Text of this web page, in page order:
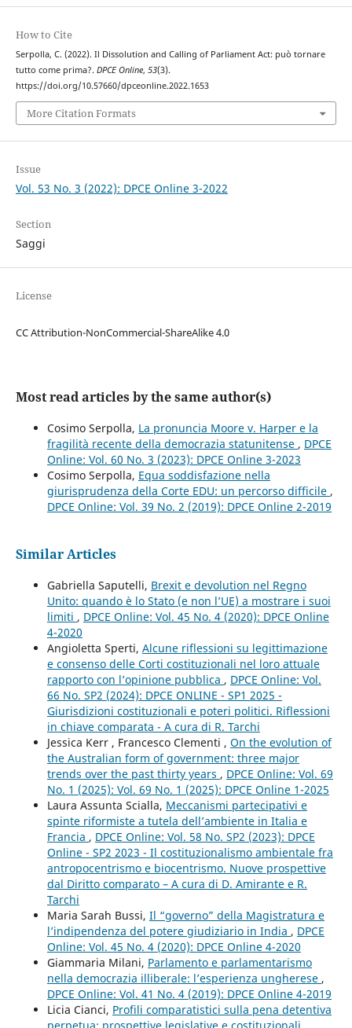
How to Cite
Serpolla, C. (2022). Il Dissolution and Calling of Parliament Act: può tornare
tutto come prima?. DPCE Online, 53(3).
https://doi.org/10.57660/dpceonline.2022.1653
More Citation Formats
Issue
Vol. 53 No. 3 (2022): DPCE Online 3-2022
Section
Saggi
License
CC Attribution-NonCommercial-ShareAlike 4.0
Most read articles by the same author(s)
Cosimo Serpolla, La pronuncia Moore v. Harper e la
fragilità recente della democrazia statunitense , DPCE
Online: Vol. 60 No. 3 (2023): DPCE Online 3-2023
Cosimo Serpolla, Equa soddisfazione nella
giurisprudenza della Corte EDU: un percorso difficile ,
DPCE Online: Vol. 39 No. 2 (2019): DPCE Online 2-2019
Similar Articles
Gabriella Saputelli, Brexit e devolution nel Regno
Unito: quando è lo Stato (e non l’UE) a mostrare i suoi
limiti , DPCE Online: Vol. 45 No. 4 (2020): DPCE Online
4-2020
Angioletta Sperti, Alcune riflessioni su legittimazione
e consenso delle Corti costituzionali nel loro attuale
rapporto con l’opinione pubblica , DPCE Online: Vol.
66 No. SP2 (2024): DPCE ONLINE - SP1 2025 -
Giurisdizioni costituzionali e poteri politici. Riflessioni
in chiave comparata - A cura di R. Tarchi
Jessica Kerr , Francesco Clementi , On the evolution of
the Australian form of government: three major
trends over the past thirty years , DPCE Online: Vol. 69
No. 1 (2025): Vol. 69 No. 1 (2025): DPCE Online 1-2025
Laura Assunta Scialla, Meccanismi partecipativi e
spinte riformiste a tutela dell’ambiente in Italia e
Francia , DPCE Online: Vol. 58 No. SP2 (2023): DPCE
Online - SP2 2023 - Il costituzionalismo ambientale fra
antropocentrismo e biocentrismo. Nuove prospettive
dal Diritto comparato – A cura di D. Amirante e R.
Tarchi
Maria Sarah Bussi, Il “governo” della Magistratura e
l’indipendenza del potere giudiziario in India , DPCE
Online: Vol. 45 No. 4 (2020): DPCE Online 4-2020
Giammaria Milani, Parlamento e parlamentarismo
nella democrazia illiberale: l’esperienza ungherese ,
DPCE Online: Vol. 41 No. 4 (2019): DPCE Online 4-2019
Licia Cianci, Profili comparatistici sulla pena detentiva